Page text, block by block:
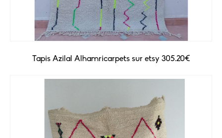
Tapis Azilal Alhamricarpets sur etsy 305.20€